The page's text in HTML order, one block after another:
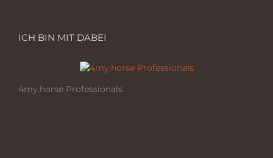
ICH BIN MIT DABEI
4my.horse Professionals